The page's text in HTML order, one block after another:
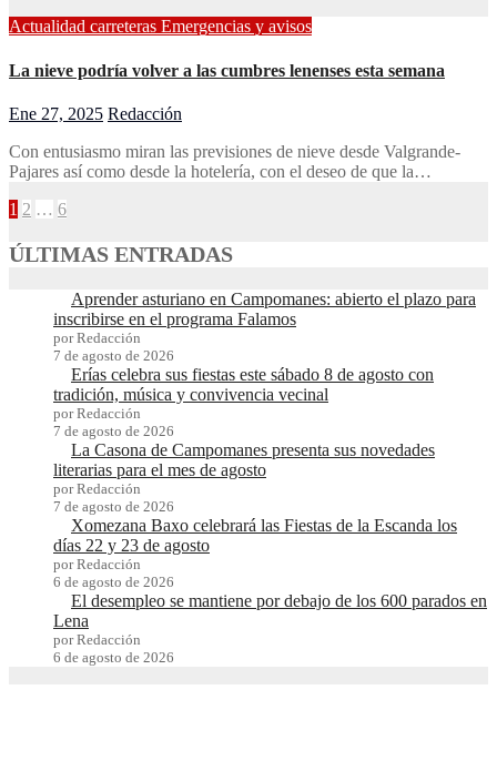
Actualidad carreteras Emergencias y avisos
La nieve podría volver a las cumbres lenenses esta semana
Ene 27, 2025 Redacción
Con entusiasmo miran las previsiones de nieve desde Valgrande-
Pajares así como desde la hotelería, con el deseo de que la…
Paginación
de
1 2 … 6
ÚLTIMAS ENTRADAS
Aprender asturiano en Campomanes: abierto el plazo para
inscribirse en el programa Falamos
por Redacción
7 de agosto de 2026
Erías celebra sus fiestas este sábado 8 de agosto con
tradición, música y convivencia vecinal
por Redacción
7 de agosto de 2026
La Casona de Campomanes presenta sus novedades
literarias para el mes de agosto
por Redacción
7 de agosto de 2026
Xomezana Baxo celebrará las Fiestas de la Escanda los
días 22 y 23 de agosto
por Redacción
6 de agosto de 2026
El desempleo se mantiene por debajo de los 600 parados en
Lena
por Redacción
6 de agosto de 2026